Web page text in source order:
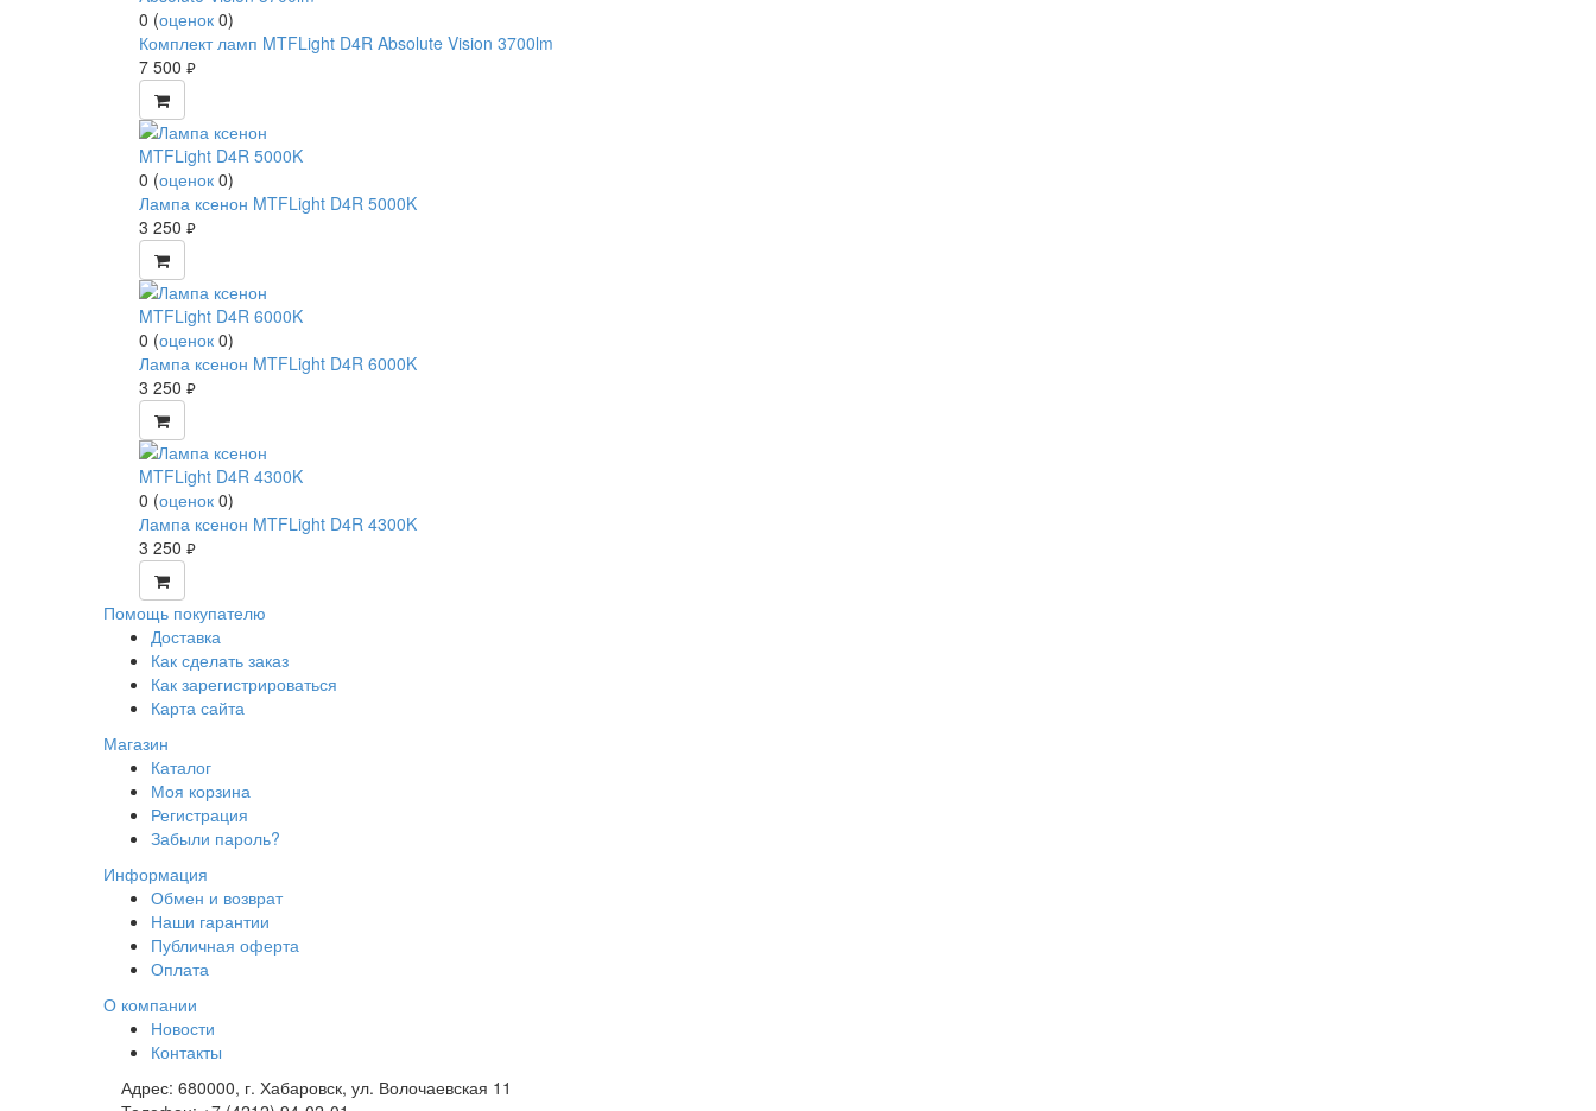
0 (оценок 0)
Комплект ламп MTFLight D4R Absolute Vision 3700lm
7 500 руб.
0 (оценок 0)
Лампа ксенон MTFLight D4R 5000K
3 250 руб.
0 (оценок 0)
Лампа ксенон MTFLight D4R 6000K
3 250 руб.
0 (оценок 0)
Лампа ксенон MTFLight D4R 4300K
3 250 руб.
Помощь покупателю
Доставка
Как сделать заказ
Как зарегистрироваться
Карта сайта
Магазин
Каталог
Моя корзина
Регистрация
Забыли пароль?
Информация
Обмен и возврат
Наши гарантии
Публичная оферта
Оплата
О компании
Новости
Контакты
Адрес: 680000, г. Хабаровск, ул. Волочаевская 11